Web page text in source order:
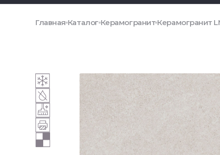
Главная Каталог Керамогранит Керамогранит